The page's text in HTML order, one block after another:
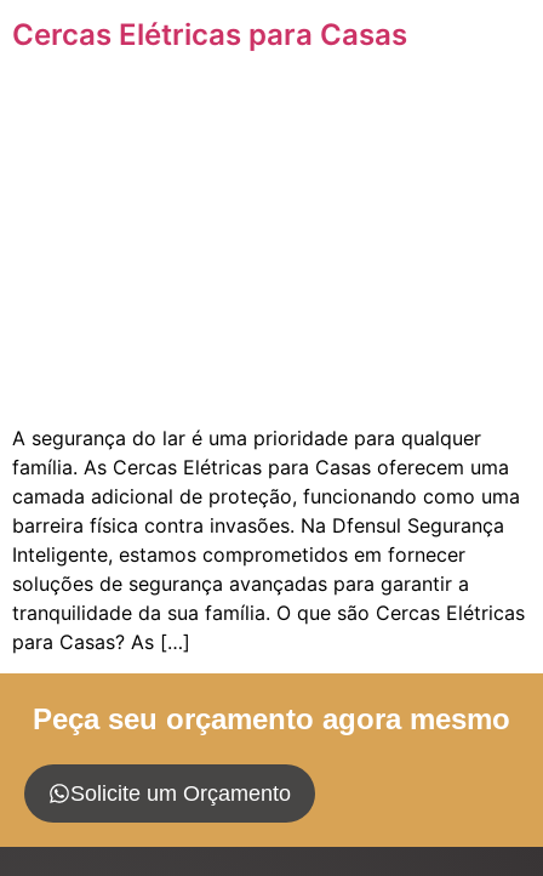
Cercas Elétricas para Casas
A segurança do lar é uma prioridade para qualquer
família. As Cercas Elétricas para Casas oferecem uma
camada adicional de proteção, funcionando como uma
barreira física contra invasões. Na Dfensul Segurança
Inteligente, estamos comprometidos em fornecer
soluções de segurança avançadas para garantir a
tranquilidade da sua família. O que são Cercas Elétricas
para Casas? As […]
Peça seu orçamento agora mesmo
Solicite um Orçamento